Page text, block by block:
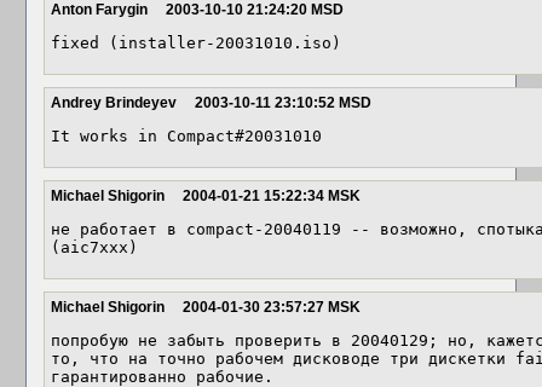
Anton Farygin 2003-10-10 21:24:20 MSD
Andrey Brindeyev 2003-10-11 23:10:52 MSD
It works in Compact#20031010
Michael Shigorin 2004-01-21 15:22:34 MSK
не работает в compact-20040119 -- возможно,
(aic7xxx)
Michael Shigorin 2004-01-30 23:57:27 MSK
попробую не забыть проверить в 20040129; но,
то, что на точно рабочем дисководе три дискетки
гарантированно рабочие.